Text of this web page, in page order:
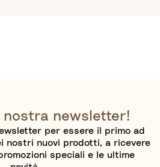
nostra newsletter!
per essere il primo ad
nostri nuovi prodotti, a ricevere
speciali e le ultime